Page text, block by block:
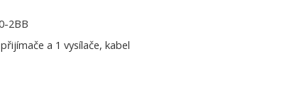
2BB
a 1 vysílače, kabel